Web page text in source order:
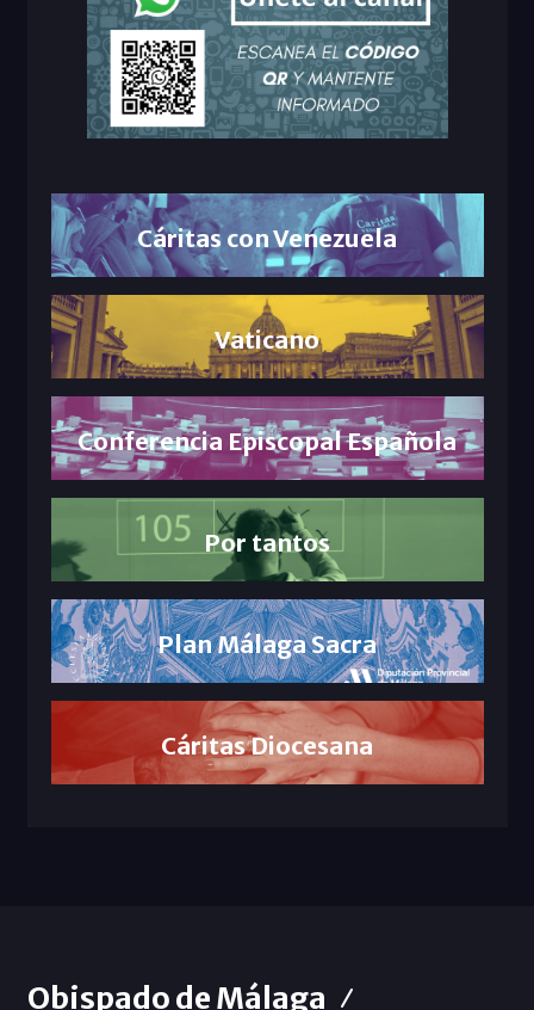
Cáritas con Venezuela
Vaticano
Conferencia Episcopal Española
Por tantos
Plan Málaga Sacra
Cáritas Diocesana
Obispado de Málaga